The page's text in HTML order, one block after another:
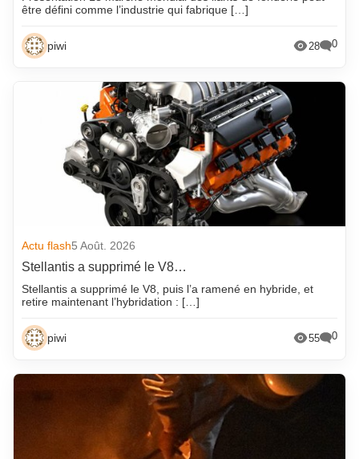
être défini comme l’industrie qui fabrique […]
piwi 28 0
Actu flash5 Août. 2026
Stellantis a supprimé le V8…
Stellantis a supprimé le V8, puis l’a ramené en hybride, et
retire maintenant l’hybridation : […]
piwi 55 0